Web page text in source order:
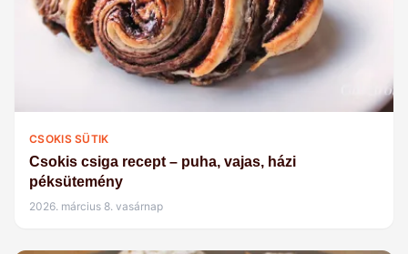
CSOKIS SÜTIK
Csokis csiga recept – puha, vajas, házi
péksütemény
2026. március 8. vasárnap